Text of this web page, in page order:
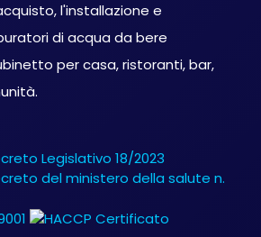
l'installazione e
di acqua da bere
per casa, ristoranti, bar,